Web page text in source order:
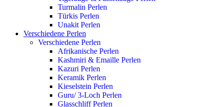
Turmalin Perlen
Türkis Perlen
Unakit Perlen
Verschiedene Perlen
Verschiedene Perlen
Afrikanische Perlen
Kashmiri & Emaille Perlen
Kazuri Perlen
Keramik Perlen
Kieselstein Perlen
Guru/ 3-Loch Perlen
Glasschliff Perlen